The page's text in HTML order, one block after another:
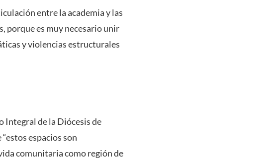
entre la academia y las
porque es muy necesario unir
y violencias estructurales
Integral de la Diócesis de
espacios son
comunitaria como región de